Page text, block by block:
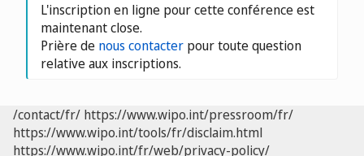
L'inscription en ligne pour cette conférence est
maintenant close.
Prière de nous contacter pour toute question
relative aux inscriptions.
/contact/fr/ https://www.wipo.int/pressroom/fr/
https://www.wipo.int/tools/fr/disclaim.html
https://www.wipo.int/fr/web/privacy-policy/